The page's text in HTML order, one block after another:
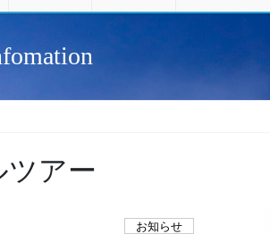
アー
お知らせ